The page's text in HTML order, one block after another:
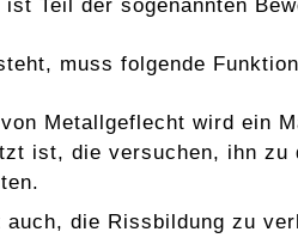
Teil der sogenannten
muss folgende
Metallgeflecht wird ein
ist, die versuchen, ihn
die Rissbildung zu